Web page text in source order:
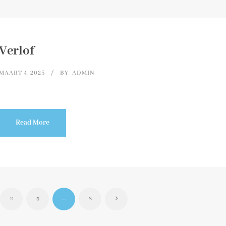
4, 2025 BY ADMIN
Read More
2 3 … 8